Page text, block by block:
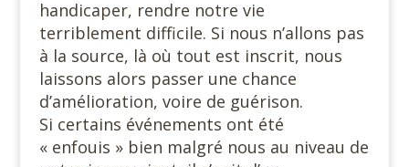
handicaper, rendre notre vie
terriblement difficile. Si nous n’allons pas
à la source, là où tout est inscrit, nous
laissons alors passer une chance
d’amélioration, voire de guérison.
Si certains événements ont été
« enfouis » bien malgré nous au niveau de